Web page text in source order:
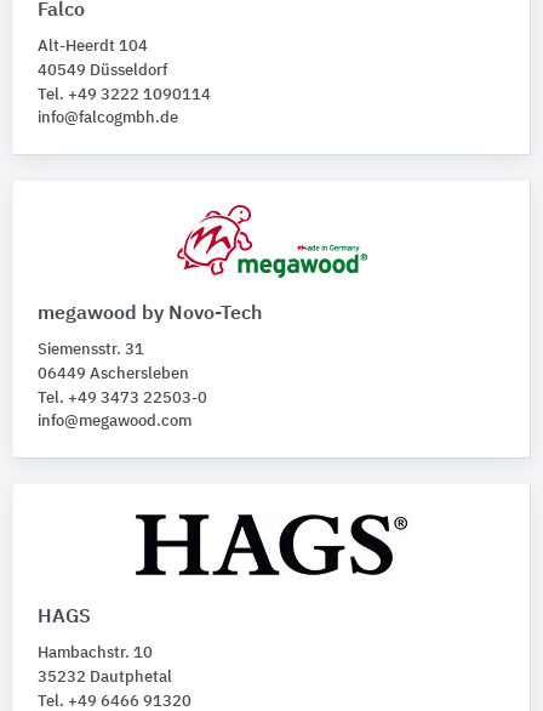
Falco
Alt-Heerdt 104
40549 Düsseldorf
Tel. +49 3222 1090114
info@falcogmbh.de
megawood by Novo-Tech
Siemensstr. 31
06449 Aschersleben
Tel. +49 3473 22503-0
info@megawood.com
HAGS
Hambachstr. 10
35232 Dautphetal
Tel. +49 6466 91320